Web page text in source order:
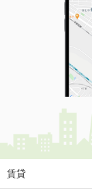
賃貸